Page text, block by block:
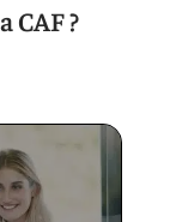
CAF ?